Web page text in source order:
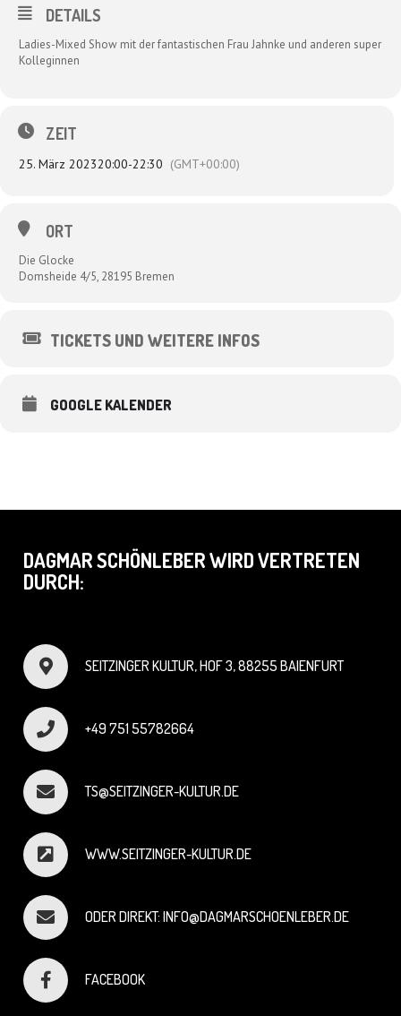
DETAILS
Ladies-Mixed Show mit der fantastischen Frau Jahnke und anderen super
Kolleginnen
ZEIT
25. März 202320:00-22:30 (GMT+00:00)
ORT
Die Glocke
Domsheide 4/5, 28195 Bremen
TICKETS UND WEITERE INFOS
GOOGLE KALENDER
DAGMAR SCHÖNLEBER WIRD VERTRETEN
DURCH:
SEITZINGER KULTUR, HOF 3, 88255 BAIENFURT
+49 751 55782664
TS@SEITZINGER-KULTUR.DE
WWW.SEITZINGER-KULTUR.DE
ODER DIREKT: INFO@DAGMARSCHOENLEBER.DE
FACEBOOK